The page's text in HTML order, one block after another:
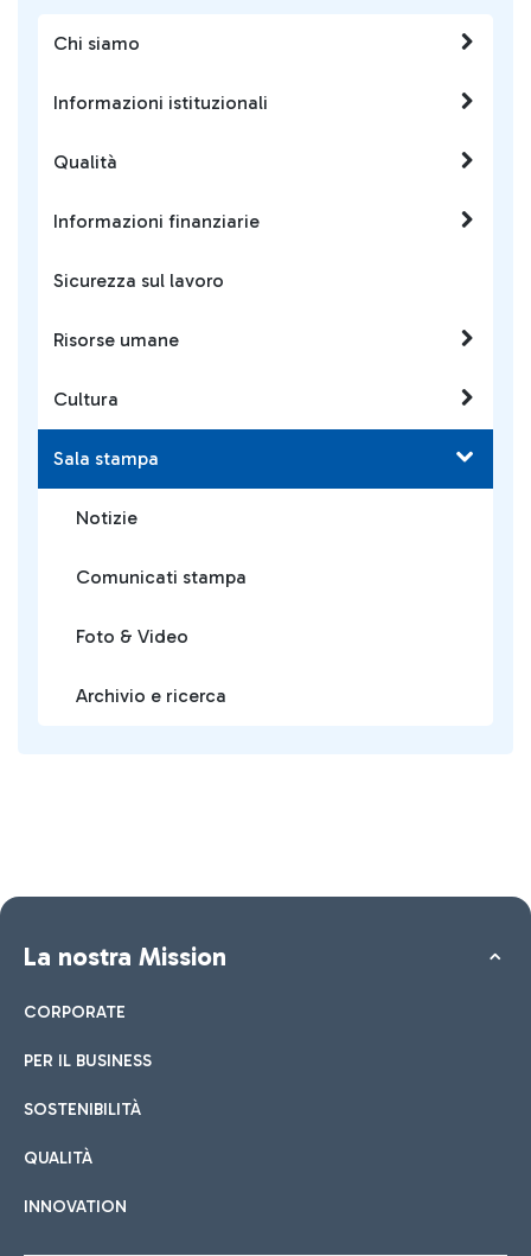
Chi siamo
Informazioni istituzionali
Qualità
Informazioni finanziarie
Sicurezza sul lavoro
Risorse umane
Cultura
Sala stampa
Notizie
Comunicati stampa
Foto & Video
Archivio e ricerca
La nostra Mission
CORPORATE
PER IL BUSINESS
SOSTENIBILITÀ
QUALITÀ
INNOVATION